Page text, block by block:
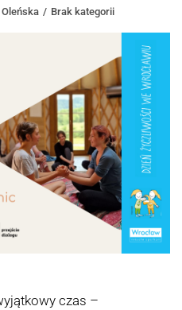
Brak kategorii
czas –